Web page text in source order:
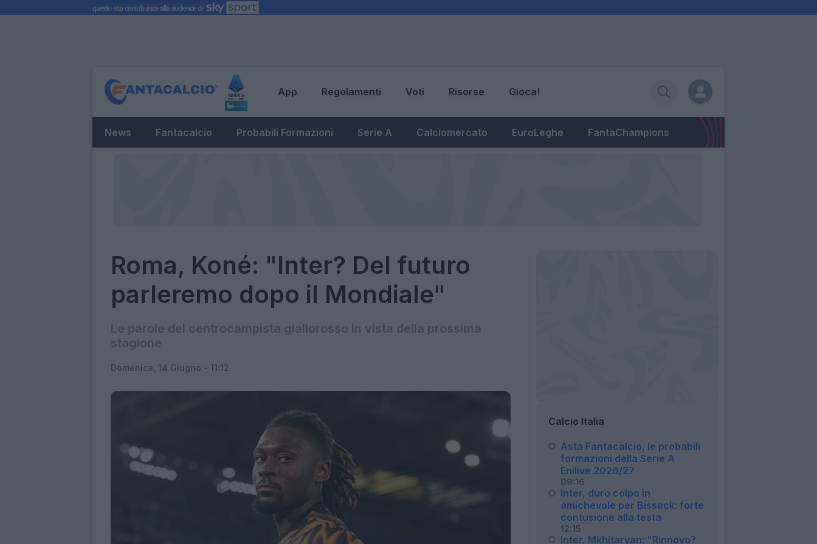
App Regolamenti Voti Risorse Gioca!
News Fantacalcio Probabili Formazioni Serie A Calciomercato EuroLeghe FantaChampions
Roma, Koné: "Inter? Del futuro
parleremo dopo il Mondiale"
Le parole del centrocampista giallorosso in vista della prossima
stagione
Domenica, 14 Giugno - 11:12
Calcio Italia
Asta Fantacalcio, le probabili
formazioni della Serie A
Enilive 2026/27
09:16
Inter, duro colpo in
amichevole per Bisseck: forte
contusione alla testa
12:15
Inter, Mkhitaryan: "Rinnovo?